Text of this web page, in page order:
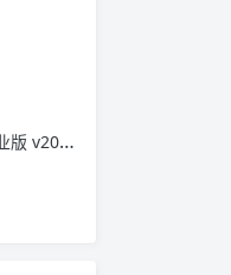
福昕高级PDF编辑器专业版 v2025 中文激活版